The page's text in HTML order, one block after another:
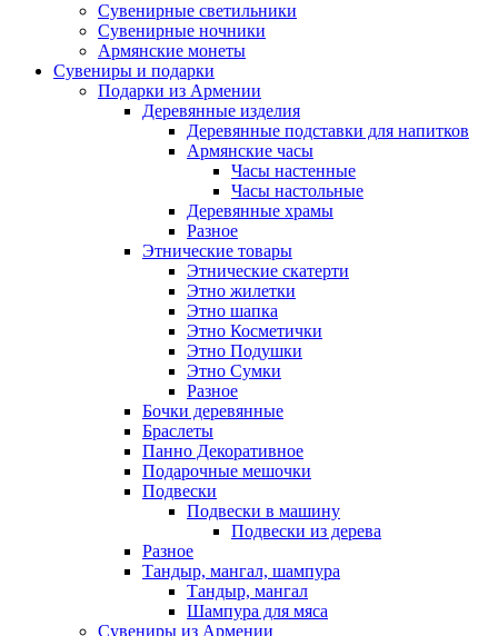
Сувенирные светильники
Сувенирные ночники
Армянские монеты
Сувениры и подарки
Подарки из Армении
Деревянные изделия
Деревянные подставки для напитков
Армянские часы
Часы настенные
Часы настольные
Деревянные храмы
Разное
Этнические товары
Этнические скатерти
Этно жилетки
Этно шапка
Этно Косметички
Этно Подушки
Этно Сумки
Разное
Бочки деревянные
Браслеты
Панно Декоративное
Подарочные мешочки
Подвески
Подвески в машину
Подвески из дерева
Разное
Тандыр, мангал, шампура
Тандыр, мангал
Шампура для мяса
Сувениры из Армении